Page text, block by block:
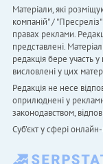
Матеріали, які
компаній" /
правах реклами.
представлені.
редакція бере участь у
висловлені у цих
Редакція не несе
оприлюднені у
законодавством,
Cуб'єкт у сфері